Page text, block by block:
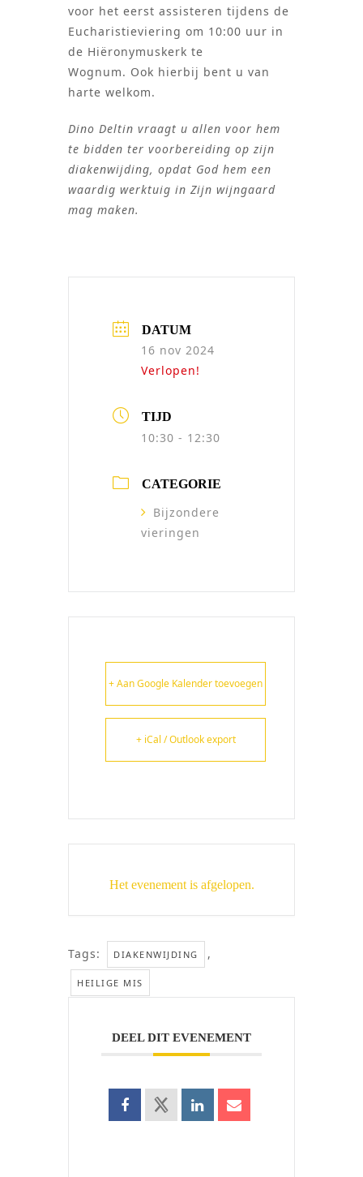
voor het eerst assisteren tijdens de
Eucharistieviering om 10:00 uur in
de Hiëronymuskerk te
Wognum. Ook hierbij bent u van
harte welkom.
Dino Deltin vraagt u allen voor hem
te bidden ter voorbereiding op zijn
diakenwijding, opdat God hem een
waardig werktuig in Zijn wijngaard
mag maken.
DATUM
16 nov 2024
Verlopen!
TIJD
10:30 - 12:30
CATEGORIE
Bijzondere
vieringen
+ Aan Google Kalender toevoegen
+ iCal / Outlook export
Het evenement is afgelopen.
Tags: DIAKENWIJDING ,
HEILIGE MIS
DEEL DIT EVENEMENT